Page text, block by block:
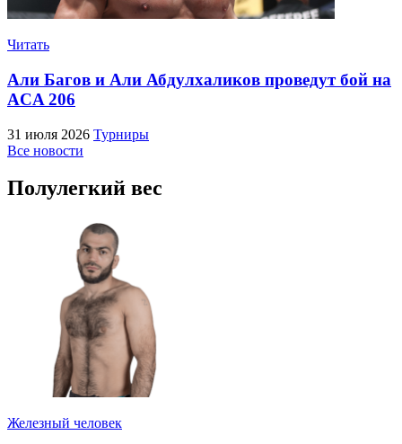
Читать
Али Багов и Али Абдулхаликов проведут бой на
ACA 206
31 июля 2026 Турниры
Все новости
Полулегкий вес
Железный человек